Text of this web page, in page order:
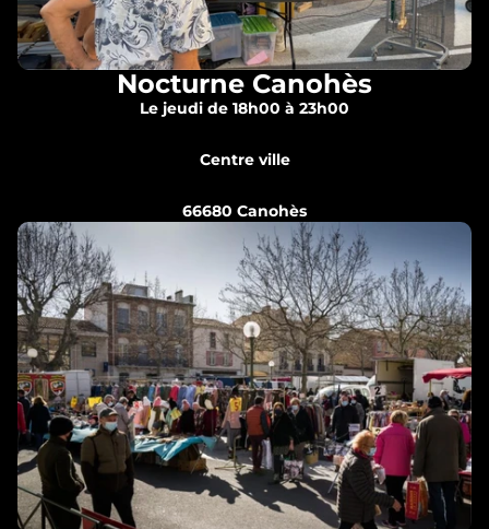
Nocturne Canohès
Le jeudi de 18h00 à 23h00
Centre ville
66680 Canohès